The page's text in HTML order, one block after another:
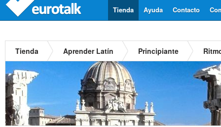
Contacto
Ayuda
Tienda
Tienda Aprender Latín Principiante